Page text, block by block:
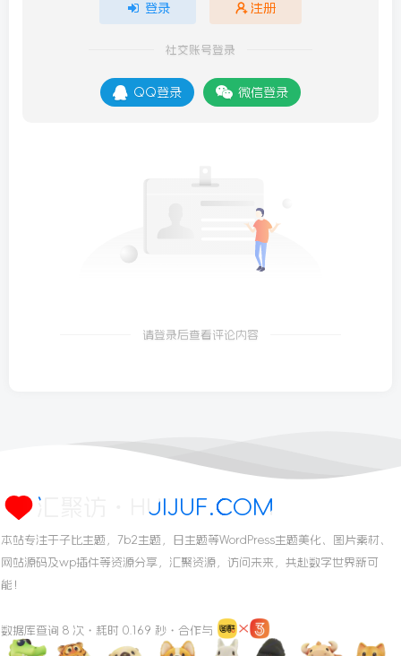
登录 注册
社交账号登录
QQ登录 微信登录
请登录后查看评论内容
汇聚访・HUIJUF.COM
本站专注于子比主题，7b2主题，日主题等WordPress主题美化、图片素材、
网站源码及wp插件等资源分享，汇聚资源，访问未来，共赴数字世界新可
能！
数据库查询 8 次・耗时 0.169 秒・合作与